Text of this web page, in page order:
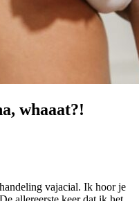
whaaat?!
vajacial. Ik hoor je